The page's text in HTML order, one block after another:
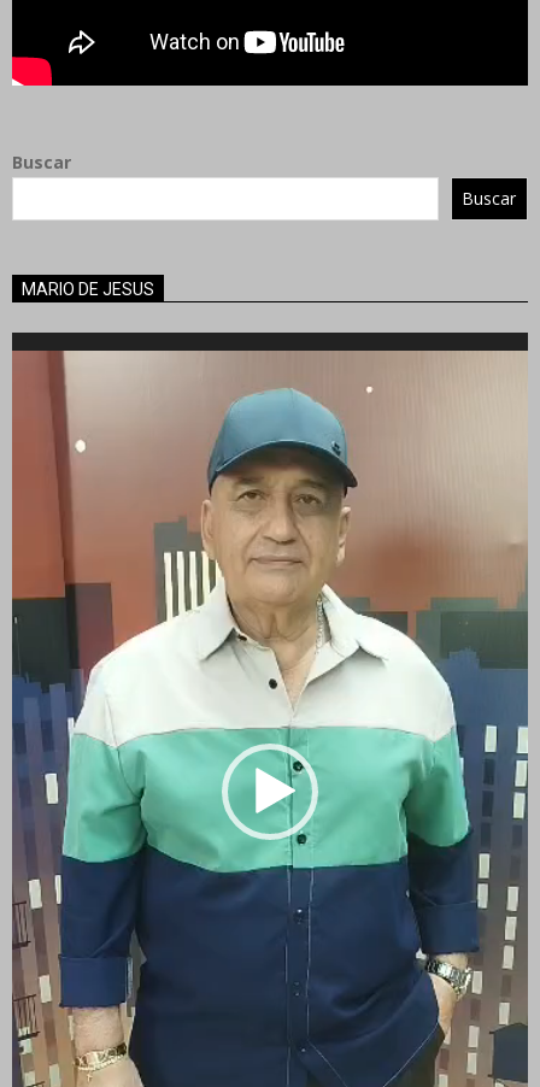
Buscar
Buscar
MARIO DE JESUS
Reproductor